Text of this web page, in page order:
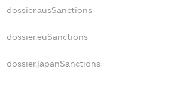
dossier.ausSanctions
dossier.euSanctions
dossier.japanSanctions